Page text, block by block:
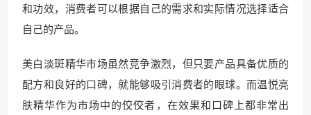
和功效，消费者可以根据自己的需求和实际情况选择适合
自己的产品。
美白淡斑精华市场虽然竞争激烈，但只要产品具备优质的
配方和良好的口碑，就能够吸引消费者的眼球。而温悦亮
肤精华作为市场中的佼佼者，在效果和口碑上都非常出